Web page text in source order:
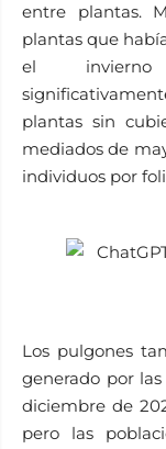
entre plantas.
plantas que
el invierno
plantas sin
mediados de
individuos por
Los pulgones
generado por
diciembre de
pero las